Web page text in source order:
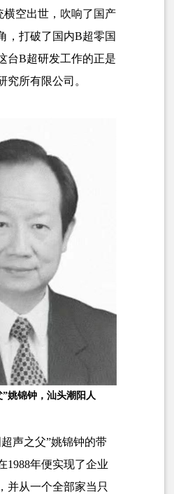
横空出世，吹响了国产
，打破了国内B超零国
台B超研发工作的正是
究所有限公司。
姚锦钟，汕头潮阳人
声之父”姚锦钟的带
1988年便实现了企业
并从一个全部家当只